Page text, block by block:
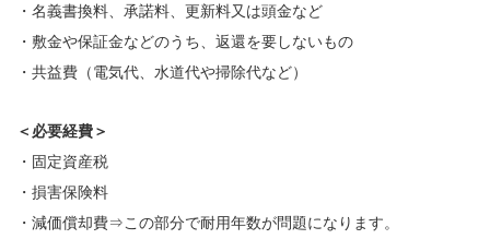
・名義書換料、承諾料、更新料又は頭金など
・敷金や保証金などのうち、返還を要しないもの
・共益費（電気代、水道代や掃除代など）
＜必要経費＞
・固定資産税
・損害保険料
・減価償却費⇒この部分で耐用年数が問題になります。